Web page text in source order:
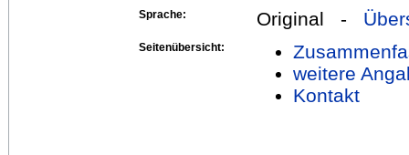
Sprache:
Original -
Seitenübersicht:
weitere
Kontakt